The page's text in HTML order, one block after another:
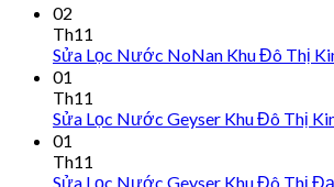
02
Th11
Sửa Lọc Nước NoNan Khu Đô Thị
01
Th11
Sửa Lọc Nước Geyser Khu Đô Thị
01
Th11
Sửa Lọc Nước Geyser Khu Đô Thị